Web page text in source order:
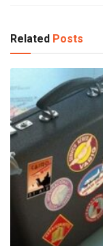
Related Posts